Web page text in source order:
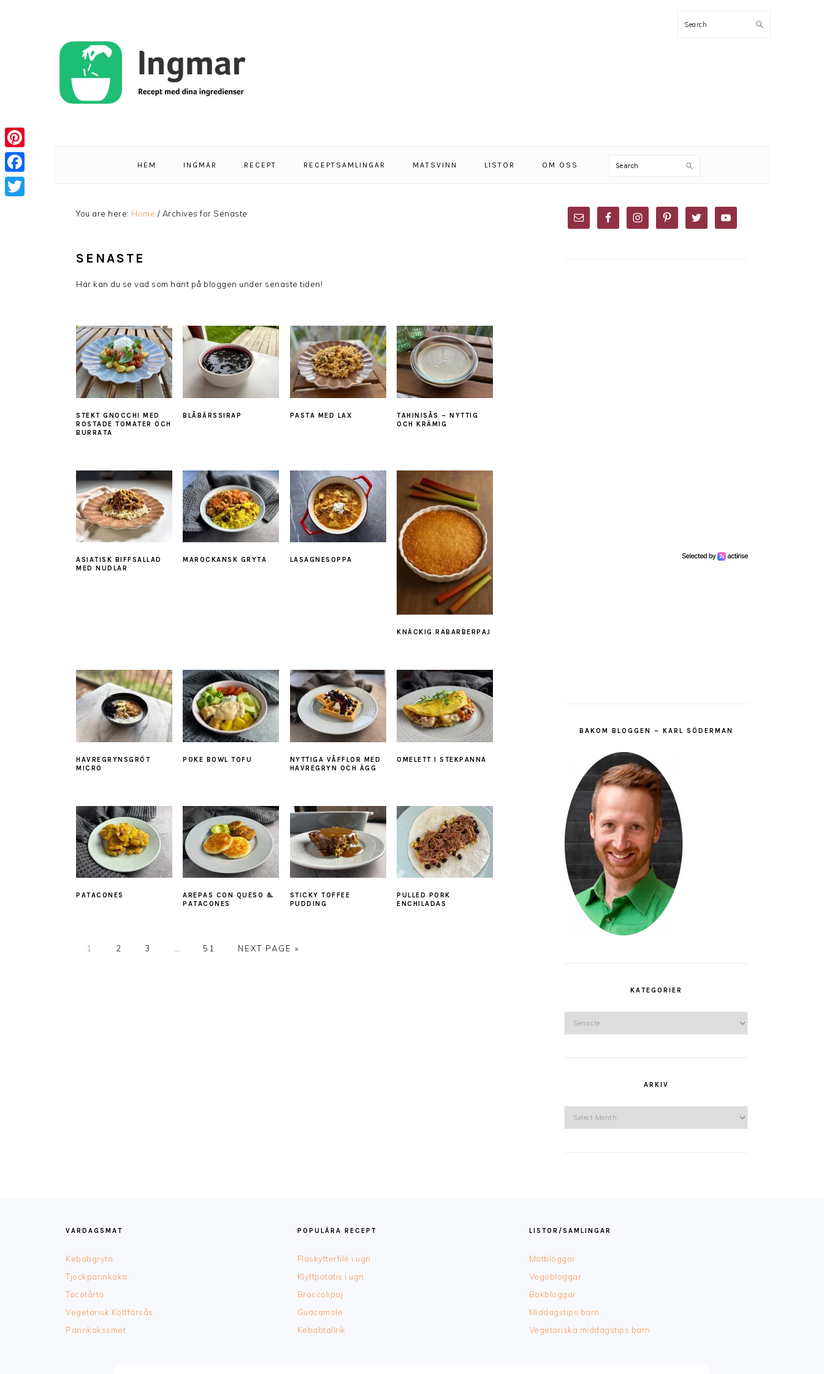
Search
HEM INGMAR RECEPT RECEPTSAMLINGAR MATSVINN LISTOR OM OSS Search
You are here: Home / Archives for Senaste
SENASTE
Här kan du se vad som hänt på bloggen under senaste tiden!
STEKT GNOCCHI MED
ROSTADE TOMATER OCH
BURRATA
BLÅBÄRSSIRAP PASTA MED LAX
TAHINISÅS – NYTTIG
OCH KRÄMIG
ASIATISK BIFFSALLAD
MED NUDLAR
MAROCKANSK GRYTA LASAGNESOPPA
KNÄCKIG RABARBERPAJ
HAVREGRYNSGRÖT
MICRO
POKE BOWL TOFU
NYTTIGA VÅFFLOR MED
HAVREGRYN OCH ÄGG
OMELETT I STEKPANNA
PATACONES
AREPAS CON QUESO &
PATACONES
STICKY TOFFEE
PUDDING
PULLED PORK
ENCHILADAS
PAGE
1 PAGE
2 PAGE
3 … PAGE
51
GO
NEXT PAGE »
PRIMARY
SIDEBAR
BAKOM BLOGGEN – KARL SÖDERMAN
KATEGORIER
ARKIV
VARDAGSMAT
Kebabgryta
Tjockpannkaka
Tacotårta
Vegetarisk Köttfärsås
Pannkakssmet
POPULÄRA RECEPT
Fläskytterfilè i ugn
Klyftpotatis i ugn
Broccolipaj
Guacamole
Kebabtallrik
LISTOR/SAMLINGAR
Matbloggar
Vegobloggar
Bakbloggar
Middagstips barn
Vegetariska middagstips barn
Pinterest
Facebook